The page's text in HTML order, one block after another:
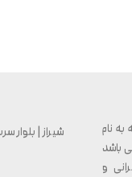
نام
باشد
و
شیراز | بلوار